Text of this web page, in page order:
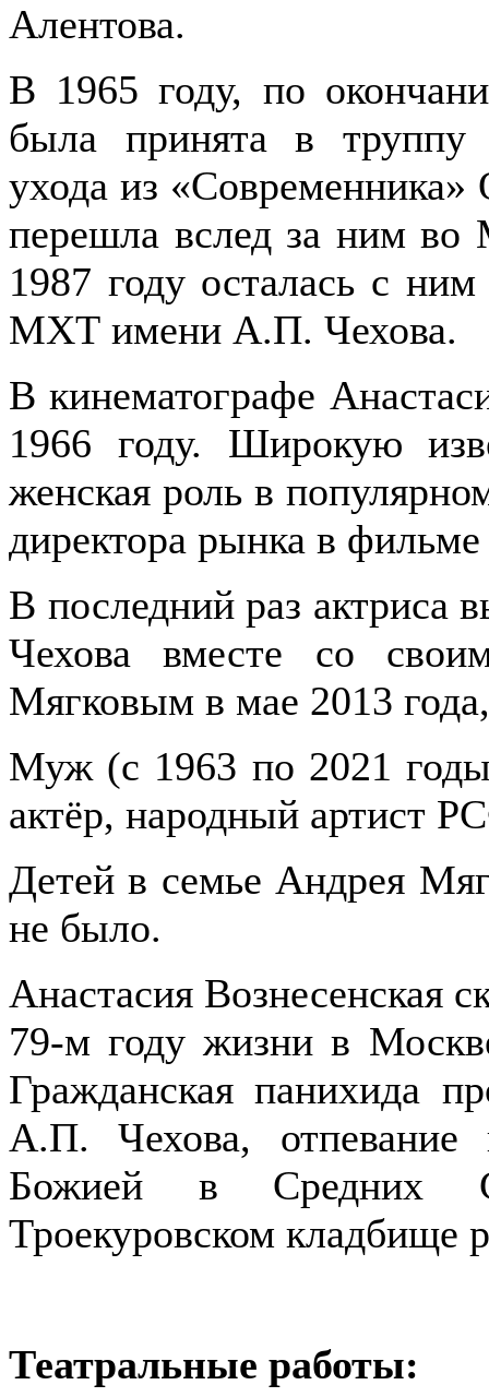
Алентова.
В 1965 году, по
была принята в труппу
ухода из
перешла вслед за ним во
1987 году осталась с
МХТ имени А.П. Чехова.
В кинематографе
1966 году. Широкую
женская роль в
директора рынка в
В последний раз
Чехова вместе со
Мягковым в мае 2013
Муж (с 1963 по 2021
актёр, народный артист
Детей в семье Андрея
не было.
Анастасия Вознесенская
79-м году жизни в
Гражданская панихида
А.П. Чехова,
Божией в Средних
Троекуровском кладбище
Театральные работы: